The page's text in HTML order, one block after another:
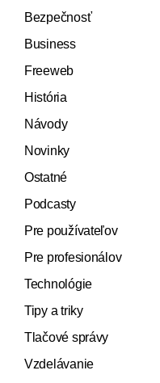
Bezpečnosť
Business
Freeweb
História
Návody
Novinky
Ostatné
Podcasty
Pre používateľov
Pre profesionálov
Technológie
Tipy a triky
Tlačové správy
Vzdelávanie